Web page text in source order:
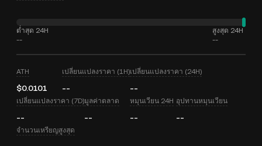
ต่ำสุด 24H
--
สูงสุด 24H
--
ATH
$0.0101
เปลี่ยนแปลงราคา (1H)
--
เปลี่ยนแปลงราคา (24H)
--
เปลี่ยนแปลงราคา (7D)
--
มูลค่าตลาด
--
หมุนเวียน 24H
--
อุปทานหมุนเวียน
--
จำนวนเหรียญสูงสุด